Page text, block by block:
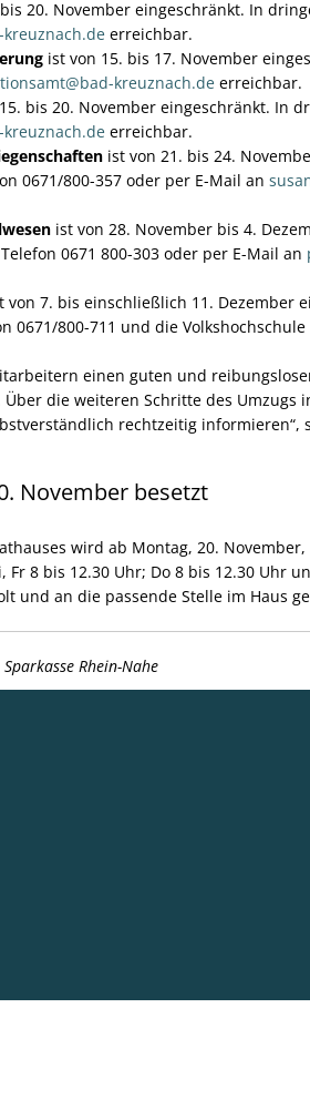
20. November eingeschränkt. In
kreuznach.de erreichbar.
ist von 15. bis 17. November
kreuznach.de erreichbar.
bis 20. November eingeschränkt. In
kreuznach.de erreichbar.
ist von 21. bis 24.
0671/800-357 oder per E-Mail an
ist von 28. November bis 4.
0671 800-303 oder per E-Mail an
von 7. bis einschließlich 11. Dezember
0671/800-711 und die
einen guten und
die weiteren Schritte des Umzugs
rechtzeitig informieren“,
November besetzt
wird ab Montag, 20.
8 bis 12.30 Uhr; Do 8 bis 12.30 Uhr
und an die passende Stelle im Haus
Rhein-Nahe